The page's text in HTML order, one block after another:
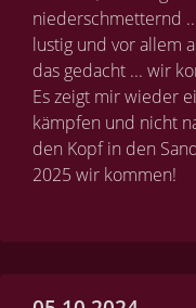
niederschmetternd
lustig und vor allem
das gedacht ... wir
Es zeigt mir wieder
kämpfen und nicht
den Kopf in den
2025 wir kommen!